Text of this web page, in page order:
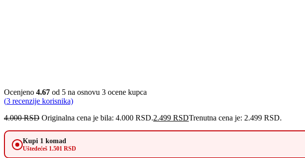
Ocenjeno 4.67 od 5 na osnovu 3 ocene kupca
(3 recenzije korisnika)
4.000RSD Originalna cena je bila: 4.000 RSD.2.499 RSDTrenutna cena je: 2.499 RSD.
Kupi 1 komad
Uštedećeš 1.501 RSD